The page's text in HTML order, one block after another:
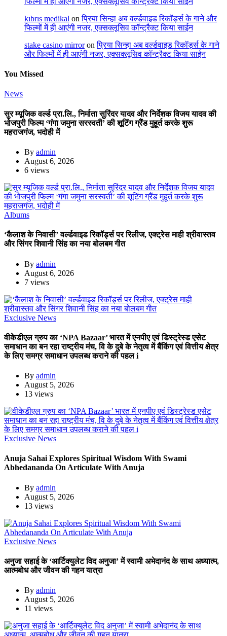
kıbrıs medikal onप्रिया सिन्हा अब वर्ल्डवाइड रिकॉर्ड्स के गाने और
फिल्मों में ही आएंगी नजर, एक्सक्लूसिव कॉन्ट्रैक्ट किया साईन
stake casino mirroronप्रिया सिन्हा अब वर्ल्डवाइड रिकॉर्ड्स के गाने
और फिल्मों में ही आएंगी नजर, एक्सक्लूसिव कॉन्ट्रैक्ट किया साईन
You Missed
News
सुर म्यूजिक वर्ल्ड प्रा.लि., निर्माता सुरिंदर यादव और निर्देशक विजय यादव की
भोजपुरी फिल्म ‘गंगा जमुना सरस्वती’ की शूटिंग ग्रैंड मुहूर्त करके शुरू
महराजगंज, भदोही में
By admin
August 6, 2026
6 views
Albums
‘कैलाश के निवासी’ वर्ल्डवाइड रिकॉर्ड्स पर रिलीज, एक्ट्रेस माही श्रीवास्तव
और सिंगर शिवानी सिंह का नया बोलबम गीत
By admin
August 6, 2026
7 views
Exclusive News
वीकेडीएल ग्रुप का ‘NPA Bazaar’ भारत में एनपीए एवं डिस्ट्रेस्ड एसेट
समाधान का बन रहा राष्ट्रीय मंच, वि के दुबे के नेतृत्व में बैंकिंग एवं वित्तीय क्षेत्र
के लिए समग्र समाधान उपलब्ध कराने की पहल i
By admin
August 5, 2026
13 views
Exclusive News
Anuja Sahai Explores Spiritual Wisdom With Swami
Abhedananda On Articulate With Anuja
By admin
August 5, 2026
13 views
Exclusive News
अनुजा सहाई के ‘आर्टिक्युलेट विद अनुजा’ में स्वामी अभेदानंद के साथ अध्यात्म,
आत्मबोध और जीवन की गहन यात्रा
By admin
August 5, 2026
11 views